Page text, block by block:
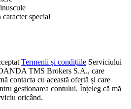
special
Termenii și condițiile Serviciului
TMS Brokers S.A., care
contacta cu această ofertă și care
gestionarea contului. Înțeleg că mă
oricând.